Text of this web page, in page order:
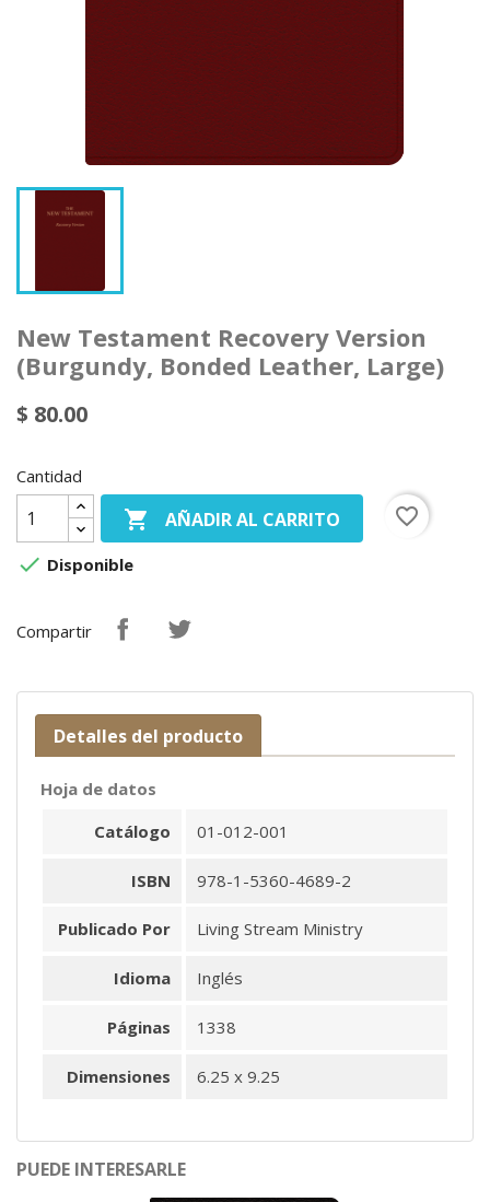
New Testament Recovery Version
(Burgundy, Bonded Leather, Large)
$ 80.00
Cantidad
 AÑADIR AL CARRITO
favorite_border
 Disponible
Compartir
Detalles del producto
Hoja de datos
Catálogo
01-012-001
ISBN 978-1-5360-4689-2
Publicado Por Living Stream Ministry
Idioma Inglés
Páginas 1338
Dimensiones 6.25 x 9.25
PUEDE INTERESARLE